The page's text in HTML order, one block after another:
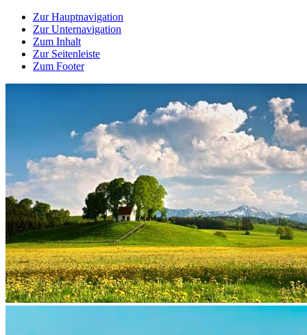
Zur Hauptnavigation
Zur Unternavigation
Zum Inhalt
Zur Seitenleiste
Zum Footer